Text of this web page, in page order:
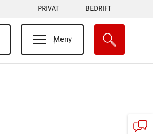
Tabs
menu
PRIVAT BEDRIFT
Meny